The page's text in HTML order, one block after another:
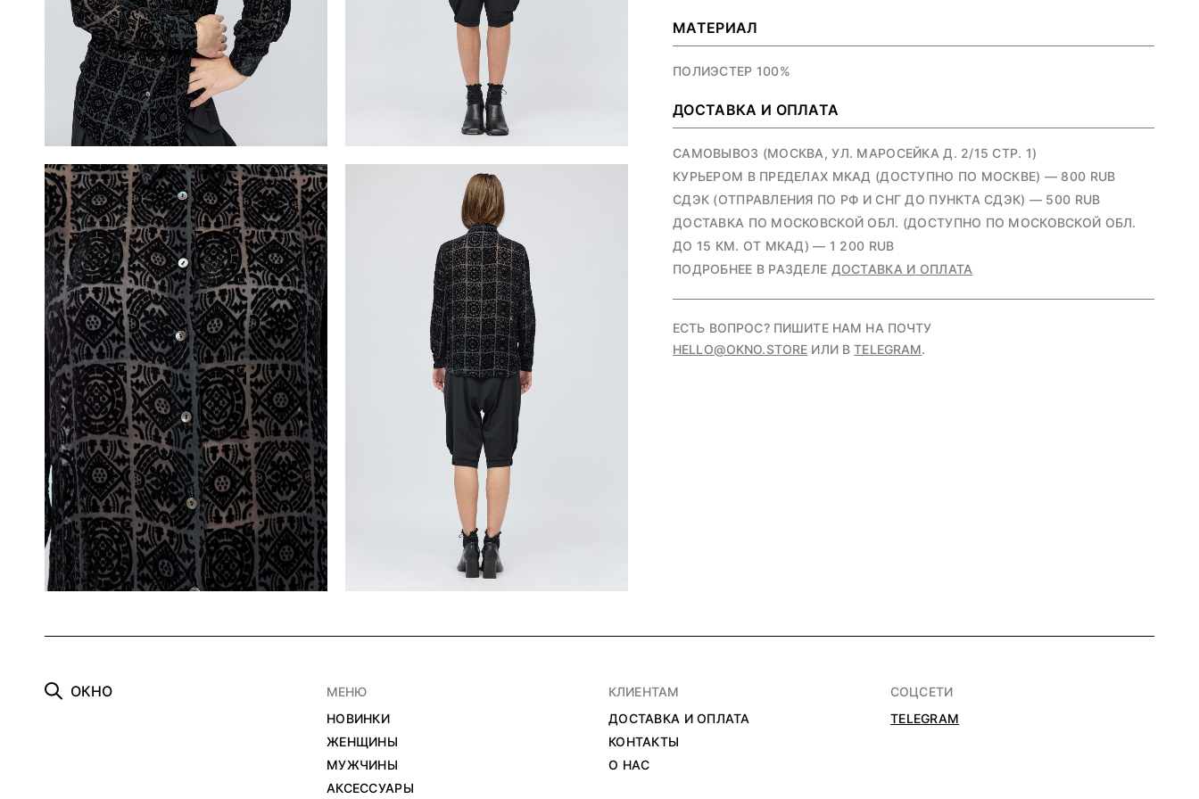
МАТЕРИАЛ
ПОЛИЭСТЕР 100%
ДОСТАВКА И ОПЛАТА
САМОВЫВОЗ (МОСКВА, УЛ. МАРОСЕЙКА Д. 2/15 СТР. 1)
КУРЬЕРОМ В ПРЕДЕЛАХ МКАД (ДОСТУПНО ПО МОСКВЕ) — 800 RUB
СДЭК (ОТПРАВЛЕНИЯ ПО РФ И СНГ ДО ПУНКТА СДЭК) — 500 RUB
ДОСТАВКА ПО МОСКОВСКОЙ ОБЛ. (ДОСТУПНО ПО МОСКОВСКОЙ ОБЛ.
ДО 15 КМ. ОТ МКАД) — 1 200 RUB
ПОДРОБНЕЕ В РАЗДЕЛЕ ДОСТАВКА И ОПЛАТА
ЕСТЬ ВОПРОС? ПИШИТЕ НАМ НА ПОЧТУ
HELLO@OKNO.STORE ИЛИ ВTELEGRAM.
ОКНО
МЕНЮ
НОВИНКИ
ЖЕНЩИНЫ
МУЖЧИНЫ
АКСЕССУАРЫ
КЛИЕНТАМ
ДОСТАВКА И ОПЛАТА
КОНТАКТЫ
О НАС
СОЦСЕТИ
TELEGRAM